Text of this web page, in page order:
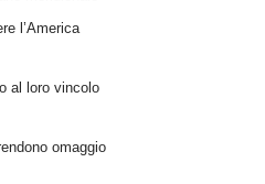
l’America
al loro vincolo
omaggio